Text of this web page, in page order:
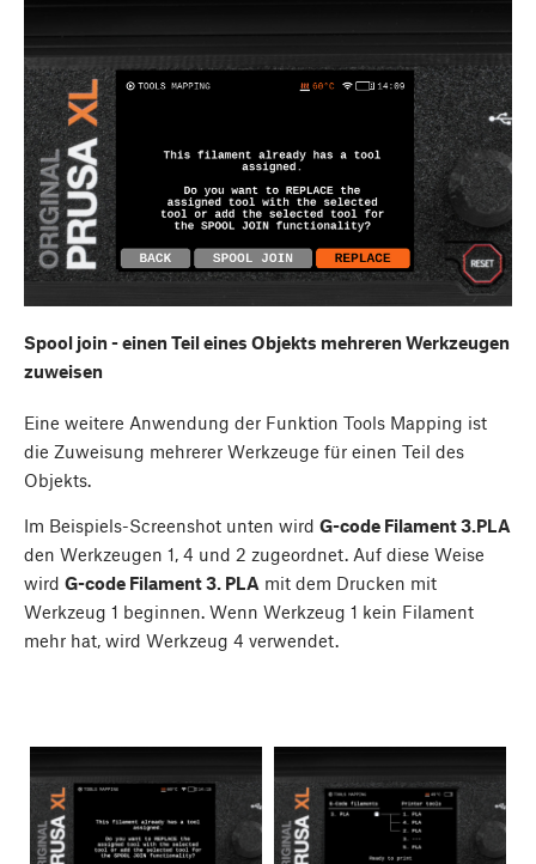
Spool join - einen Teil eines Objekts mehreren Werkzeugen
zuweisen
Eine weitere Anwendung der Funktion Tools Mapping ist
die Zuweisung mehrerer Werkzeuge für einen Teil des
Objekts.
Im Beispiels-Screenshot unten wird G-code Filament 3.PLA
den Werkzeugen 1, 4 und 2 zugeordnet. Auf diese Weise
wird G-code Filament 3. PLA mit dem Drucken mit
Werkzeug 1 beginnen. Wenn Werkzeug 1 kein Filament
mehr hat, wird Werkzeug 4 verwendet.